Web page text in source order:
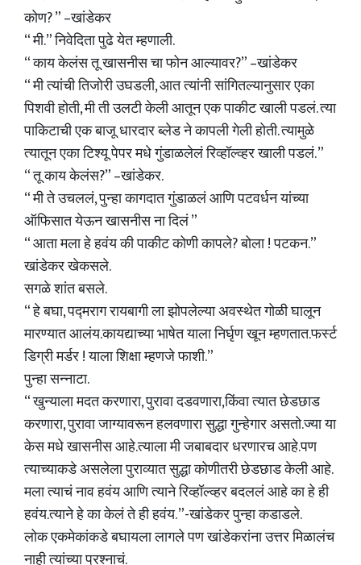
कोण? ” –खांडेकर
“ मी.” निवेदिता पुढे येत म्हणाली.
“ काय केलंस तू खासनीस चा फोन आल्यावर?” –खांडेकर
“ मी त्यांची तिजोरी उघडली, आत त्यांनी सांगितल्यानुसार एका
पिशवी होती, मी ती उलटी केली आतून एक पाकीट खाली पडलं. त्या
पाकिटाची एक बाजू धारदार ब्लेड ने कापली गेली होती. त्यामुळे
त्यातून एका टिश्यू पेपर मधे गुंडाळलेलं रिव्हॉल्व्हर खाली पडलं. ”
“ तू काय केलंस?” –खांडेकर.
“ मी ते उचललं, पुन्हा कागदात गुंडाळलं आणि पटवर्धन यांच्या
ऑफिसात येऊन खासनीस ना दिलं ”
“ आता मला हे हवंय की पाकीट कोणी कापले? बोला ! पटकन.”
खांडेकर खेकसले.
सगळे शांत बसले.
“ हे बघा, पद्मराग रायबागी ला झोपलेल्या अवस्थेत गोळी घालून
मारण्यात आलंय.कायद्याच्या भाषेत याला निर्घृण खून म्हणतात.फर्स्ट
डिग्री मर्डर ! याला शिक्षा म्हणजे फाशी.”
पुन्हा सन्नाटा.
“ खुन्याला मदत करणारा, पुरावा दडवणारा,किंवा त्यात छेडछाड
करणारा, पुरावा जाग्यावरून हलवणारा सुद्धा गुन्हेगार असतो.ज्या या
केस मधे खासनीस आहे.त्याला मी जबाबदार धरणारच आहे.पण
त्याच्याकडे असलेला पुराव्यात सुद्धा कोणीतरी छेडछाड केली आहे.
मला त्याचं नाव हवंय आणि त्याने रिव्हॉल्व्हर बदललं आहे का हे ही
हवंय.त्याने हे का केलं ते ही हवंय. ”-खांडेकर पुन्हा कडाडले.
लोक एकमेकांकडे बघायला लागले पण खांडेकरांना उत्तर मिळालंच
नाही त्यांच्या प्रश्नाचं.